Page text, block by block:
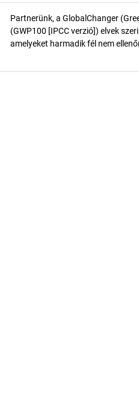
Partnerünk, a GlobalChanger
(GWP100 [IPCC verzió]) elvek
amelyeket harmadik fél nem